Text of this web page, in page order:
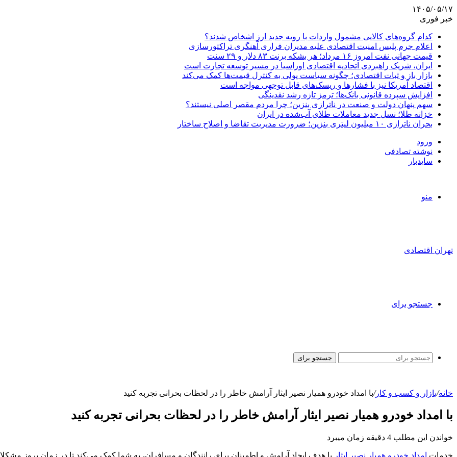
۱۴۰۵/۰۵/۱۷
خبر فوری
کدام گروه‌های کالایی مشمول واردات با رویه جدید ارز اشخاص شدند؟
اعلام جرم پلیس امنیت اقتصادی علیه مدیران فراری آهنگری تراکتورسازی
قیمت جهانی نفت امروز ۱۶ مرداد؛ هر بشکه برنت ۸۳ دلار و ۲۹ سنت
ایران، شریک راهبردی اتحادیه اقتصادی اوراسیا در مسیر توسعه تجارت است
بازار باز و ثبات اقتصادی؛ چگونه سیاست پولی به کنترل قیمت‌ها کمک می‌کند
اقتصاد آمریکا نیز با فشارها و ریسک‌های قابل توجهی مواجه است
افزایش سپرده قانونی بانک‌ها؛ ترمز تازه رشد نقدینگی
سهم پنهان دولت و صنعت در ناترازی بنزین؛ چرا مردم مقصر اصلی نیستند؟
خزانه طلا؛ نسل جدید معاملات طلای آب‌شده در ایران
بحران ناترازی ۱۰ میلیون لیتری بنزین؛ ضرورت مدیریت تقاضا و اصلاح ساختار
ورود
نوشته تصادفی
سایدبار
منو
تهران اقتصادی
جستجو برای
جستجو برای
خانه/بازار و کسب و کار/با امداد خودرو همیار نصیر ایثار آرامش خاطر را در لحظات بحرانی تجربه کنید
با امداد خودرو همیار نصیر ایثار آرامش خاطر را در لحظات بحرانی تجربه کنید
خواندن این مطلب 4 دقیقه زمان میبرد
خدمات امداد خودرو همیار نصیر ایثار با هدف ایجاد آرامش و اطمینان برای رانندگان و مسافران، به شما کمک می‌کند تا در زمان بروز